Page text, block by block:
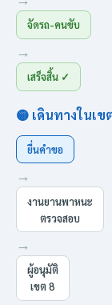
จัดรถ-คนขับ
→
เสร็จสิ้น ✓
🟡 เดินทางในเ
ยื่นคำขอ
→
งานยานพาหนะ
ตรวจสอบ
→
ผู้อนุมัติ
เขต 8